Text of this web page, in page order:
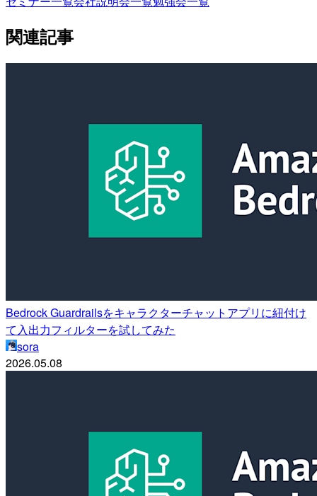
関連記事
Bedrock Guardrailsをキャラクターチャットアプリに紐付け
て入出力フィルターを試してみた
sora
2026.05.08